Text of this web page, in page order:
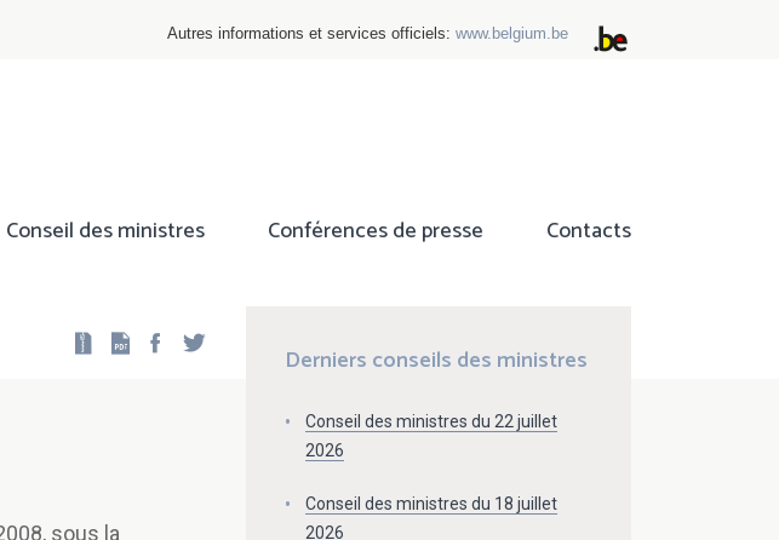
Autres informations et services officiels: www.belgium.be
Conseil des ministres Conférences de presse Contacts
Facebook
sous la
Derniers conseils des ministres
Conseil des ministres du 22 juillet
2026
Conseil des ministres du 18 juillet
2026